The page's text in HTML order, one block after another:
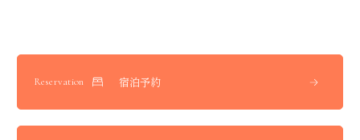
Reservation 宿泊予約